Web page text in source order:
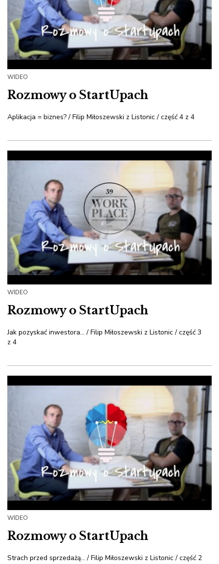
WIDEO
Rozmowy o StartUpach
Aplikacja = biznes? / Filip Miłoszewski z Listonic / część 4 z 4
WIDEO
Rozmowy o StartUpach
Jak pozyskać inwestora... / Filip Miłoszewski z Listonic / część 3
z 4
WIDEO
Rozmowy o StartUpach
Strach przed sprzedażą... / Filip Miłoszewski z Listonic / część 2